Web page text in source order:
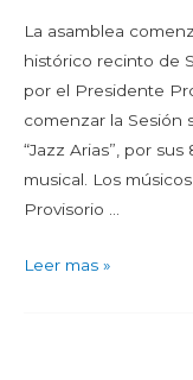
La asamblea
histórico recinto de
por el Presidente
comenzar la Sesión
“Jazz Arias”, por
musical. Los
Provisorio …
Leer mas »